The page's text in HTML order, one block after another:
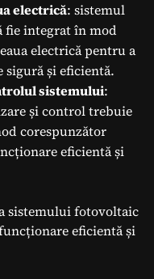
electrică: sistemul
fie integrat în mod
electrică pentru a
sigură și eficientă.
sistemului:
și control trebuie
corespunzător
eficientă și
sistemului fotovoltaic
eficientă și